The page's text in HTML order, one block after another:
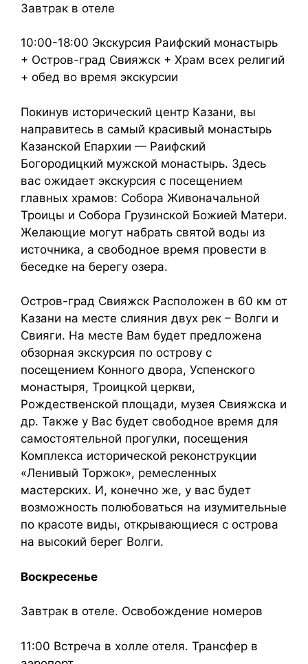
Завтрак в отеле
10:00-18:00 Экскурсия Раифский монастырь
+ Остров-град Свияжск + Храм всех религий
+ обед во время экскурсии
Покинув исторический центр Казани, вы
направитесь в самый красивый монастырь
Казанской Епархии — Раифский
Богородицкий мужской монастырь. Здесь
вас ожидает экскурсия с посещением
главных храмов: Собора Живоначальной
Троицы и Собора Грузинской Божией Матери.
Желающие могут набрать святой воды из
источника, а свободное время провести в
беседке на берегу озера.
Остров-град Свияжск Расположен в 60 км от
Казани на месте слияния двух рек – Волги и
Свияги. На месте Вам будет предложена
обзорная экскурсия по острову с
посещением Конного двора, Успенского
монастыря, Троицкой церкви,
Рождественской площади, музея Свияжска и
др. Также у Вас будет свободное время для
самостоятельной прогулки, посещения
Комплекса исторической реконструкции
«Ленивый Торжок», ремесленных
мастерских. И, конечно же, у вас будет
возможность полюбоваться на изумительные
по красоте виды, открывающиеся с острова
на высокий берег Волги.
Воскресенье
Завтрак в отеле. Освобождение номеров
11:00 Встреча в холле отеля. Трансфер в